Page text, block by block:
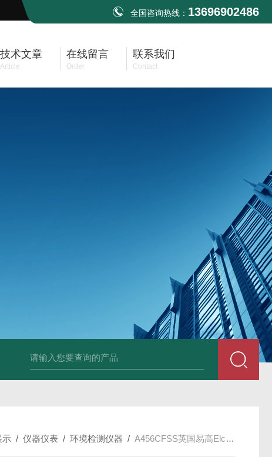
全国咨询热线： 13696902486
技术文章
Article
在线留言
Order
联系我们
Contact
AZ86032荧光溶氧水质检测仪 SHB-1K 山
示 /仪器仪表 /环境检测仪器 /A456CFSS英国易高Elcometer 456型系列膜厚计C型涂层测厚仪主机